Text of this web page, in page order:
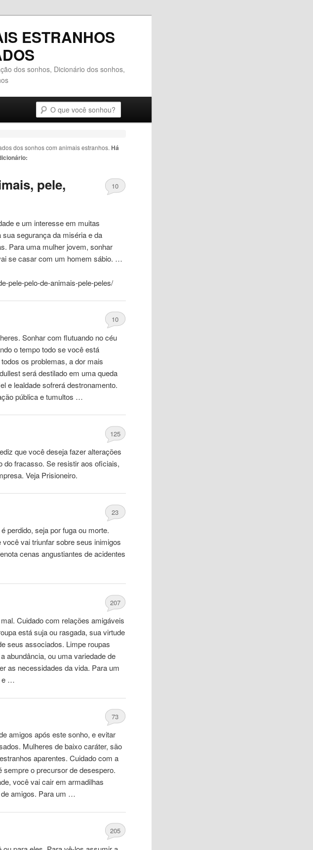
ESTRANHOS
dos sonhos, Dicionário dos sonhos,
dos sonhos com animais estranhos.Há
, pele,
10
e um interesse em muitas
segurança da miséria e da
Para uma mulher jovem, sonhar
se casar com um homem sábio. …
pele-pelo-de-animais-pele-peles/
10
Sonhar com flutuando no céu
o tempo todo se você está
os problemas, a dor mais
será destilado em uma queda
e lealdade sofrerá destronamento.
pública e tumultos …
125
que você deseja fazer alterações
do fracasso. Se resistir aos oficiais,
Veja Prisioneiro.
23
perdido, seja por fuga ou morte.
vai triunfar sobre seus inimigos
cenas angustiantes de acidentes
207
Cuidado com relações amigáveis
está suja ou rasgada, sua virtude
seus associados. Limpe roupas
abundância, ou uma variedade de
as necessidades da vida. Para um
e …
73
amigos após este sonho, e evitar
Mulheres de baixo caráter, são
estranhos aparentes. Cuidado com a
o precursor de desespero.
você vai cair em armadilhas
amigos. Para um …
205